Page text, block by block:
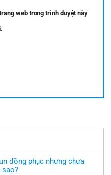
web trong trình duyệt này
đồng phục nhưng chưa
sao?